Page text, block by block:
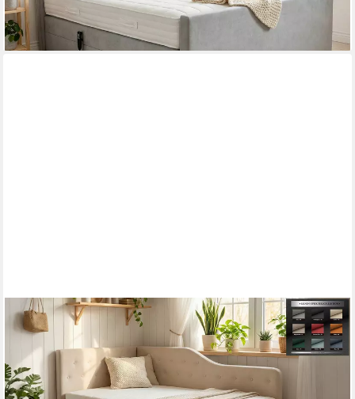
lieferbar in 5 Wochen
PAARA
Polsterbett mit Bettkasten und hohem Seitenteil inkl. Lattenrost
& Matratze (Lattenroste), mit hohem Seitenteil
ab 1.081,00 €
lieferbar in 5 Wochen